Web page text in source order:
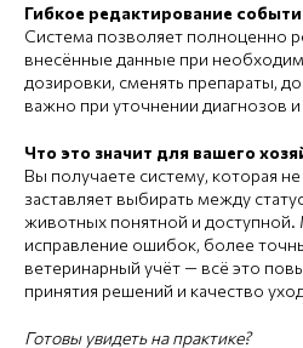
Гибкое редактирование
Система позволяет полноценно
внесённые данные при
дозировки, сменять препараты,
важно при уточнении диагнозов
Что это значит для вашего
Вы получаете систему, которая
заставляет выбирать между
животных понятной и
исправление ошибок, более
ветеринарный учёт — всё это
принятия решений и качество
Готовы увидеть на практике?